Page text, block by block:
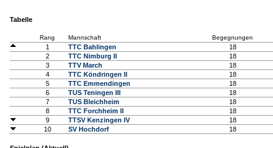
Tabelle
Rang Mannschaft Begegnungen
1 TTC Bahlingen
18
2
TTC Nimburg II
18
3
TTV March
18
4
TTC Köndringen II
18
5
TTC Emmendingen
18
6
TUS Teningen III
18
7
TUS Bleichheim
18
8
TTC Forchheim II
18
9
TTSV Kenzingen IV
18
10
SV Hochdorf 18